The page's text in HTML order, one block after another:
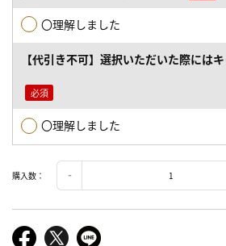
〇理解しました
【代引き不可】選択いただいた際には
〇理解しました
購入数：